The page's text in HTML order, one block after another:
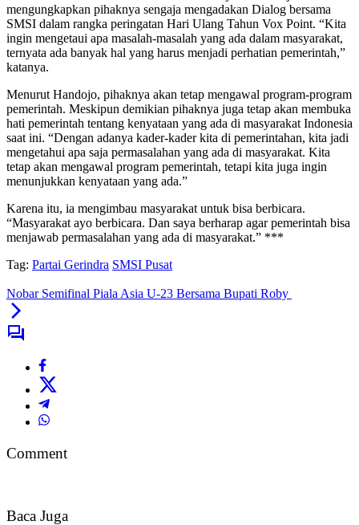
mengungkapkan pihaknya sengaja mengadakan Dialog bersama
SMSI dalam rangka peringatan Hari Ulang Tahun Vox Point. “Kita
ingin mengetaui apa masalah-masalah yang ada dalam masyarakat,
ternyata ada banyak hal yang harus menjadi perhatian pemerintah,”
katanya.
Menurut Handojo, pihaknya akan tetap mengawal program-program
pemerintah. Meskipun demikian pihaknya juga tetap akan membuka
hati pemerintah tentang kenyataan yang ada di masyarakat Indonesia
saat ini. “Dengan adanya kader-kader kita di pemerintahan, kita jadi
mengetahui apa saja permasalahan yang ada di masyarakat. Kita
tetap akan mengawal program pemerintah, tetapi kita juga ingin
menunjukkan kenyataan yang ada.”
Karena itu, ia mengimbau masyarakat untuk bisa berbicara.
“Masyarakat ayo berbicara. Dan saya berharap agar pemerintah bisa
menjawab permasalahan yang ada di masyarakat.” ***
Tag: Partai Gerindra SMSI Pusat
Nobar Semifinal Piala Asia U-23 Bersama Bupati Roby
Comment
Baca Juga